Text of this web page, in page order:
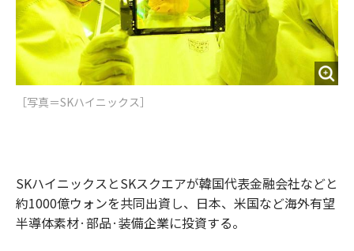
［写真＝​SKハイニックス］
SKハイニックスとSKスクエアが韓国代表金融会社などと
約1000億ウォンを共同出資し、日本、米国など海外有望
半導体素材·部品·装備企業に投資する。